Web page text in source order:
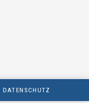
DATENSCHUTZ